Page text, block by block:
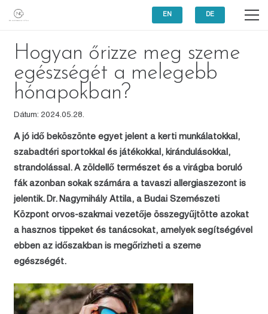
EN DE
Hogyan őrizze meg szeme
egészségét a melegebb
hónapokban?
Dátum: 2024.05.28.
A jó idő beköszönte egyet jelent a kerti munkálatokkal,
szabadtéri sportokkal és játékokkal, kirándulásokkal,
strandolással. A zöldellő természet és a virágba boruló
fák azonban sokak számára a tavaszi allergiaszezont is
jelentik. Dr. Nagymihály Attila, a Budai Szemészeti
Központ orvos-szakmai vezetője összegyűjtötte azokat
a hasznos tippeket és tanácsokat, amelyek segítségével
ebben az időszakban is megőrizheti a szeme
egészségét.